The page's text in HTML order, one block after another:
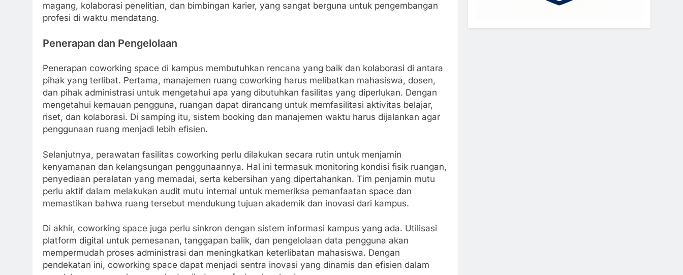
magang, kolaborasi penelitian, dan bimbingan karier, yang sangat berguna untuk pengembangan
profesi di waktu mendatang.
Penerapan dan Pengelolaan
Penerapan coworking space di kampus membutuhkan rencana yang baik dan kolaborasi di antara
pihak yang terlibat. Pertama, manajemen ruang coworking harus melibatkan mahasiswa, dosen,
dan pihak administrasi untuk mengetahui apa yang dibutuhkan fasilitas yang diperlukan. Dengan
mengetahui kemauan pengguna, ruangan dapat dirancang untuk memfasilitasi aktivitas belajar,
riset, dan kolaborasi. Di samping itu, sistem booking dan manajemen waktu harus dijalankan agar
penggunaan ruang menjadi lebih efisien.
Selanjutnya, perawatan fasilitas coworking perlu dilakukan secara rutin untuk menjamin
kenyamanan dan kelangsungan penggunaannya. Hal ini termasuk monitoring kondisi fisik ruangan,
penyediaan peralatan yang memadai, serta kebersihan yang dipertahankan. Tim penjamin mutu
perlu aktif dalam melakukan audit mutu internal untuk memeriksa pemanfaatan space dan
memastikan bahwa ruang tersebut mendukung tujuan akademik dan inovasi dari kampus.
Di akhir, coworking space juga perlu sinkron dengan sistem informasi kampus yang ada. Utilisasi
platform digital untuk pemesanan, tanggapan balik, dan pengelolaan data pengguna akan
mempermudah proses administrasi dan meningkatkan keterlibatan mahasiswa. Dengan
pendekatan ini, coworking space dapat menjadi sentra inovasi yang dinamis dan efisien dalam